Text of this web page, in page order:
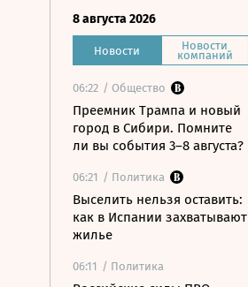
8 августа 2026
Новости Новости
компаний
06:22 / Общество
Преемник Трампа и новый
город в Сибири. Помните
ли вы события 3–8 августа?
06:21 / Политика
Выселить нельзя оставить:
как в Испании захватывают
жилье
06:11 / Политика